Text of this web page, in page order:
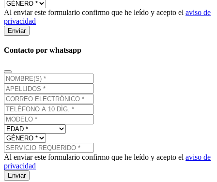
Al enviar este formulario confirmo que he leído y acepto el aviso de
privacidad
Enviar
Contacto por whatsapp
Al enviar este formulario confirmo que he leído y acepto el aviso de
privacidad
Enviar